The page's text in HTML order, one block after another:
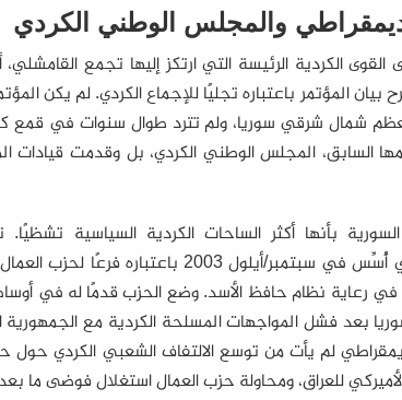
والمجلس الوطني الكردي
القوى الكردية الرئيسة التي ارتكز إليها تجمع
بيان المؤتمر باعتباره تجليًا للإجماع الكردي. لم يكن
شمال شرقي سوريا، ولم تترد طوال سنوات في قمع
السابق، المجلس الوطني الكردي، بل وقدمت قيادات
بأنها أكثر الساحات الكردية السياسية
في رعاية نظام حافظ الأسد. وضع الحزب قدمًا له في
بعد فشل المواجهات المسلحة الكردية مع الجمهورية
لم يأت من توسع الالتفاف الشعبي الكردي حول
الأميركي للعراق، ومحاولة حزب العمال استغلال فوضى ما